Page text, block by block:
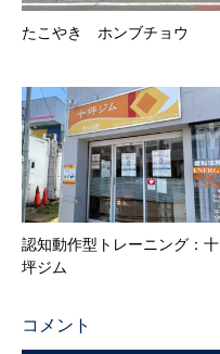
たこやき ホンブチョウ
認知動作型トレーニング：十
坪ジム
コメント